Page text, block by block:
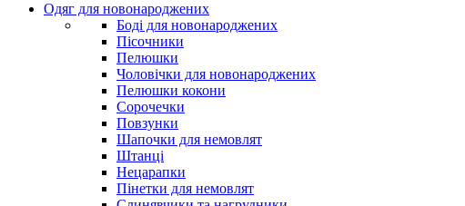
Одяг для новонароджених
Боді для новонароджених
Пісочники
Пелюшки
Чоловічки для новонароджених
Пелюшки кокони
Сорочечки
Повзунки
Шапочки для немовлят
Штанці
Нецарапки
Пінетки для немовлят